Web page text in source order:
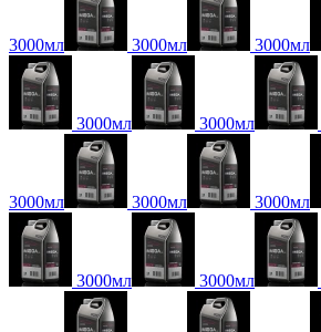
3000мл 3000мл 3000мл
3000мл 3000мл
3000мл 3000мл 3000мл
3000мл 3000мл